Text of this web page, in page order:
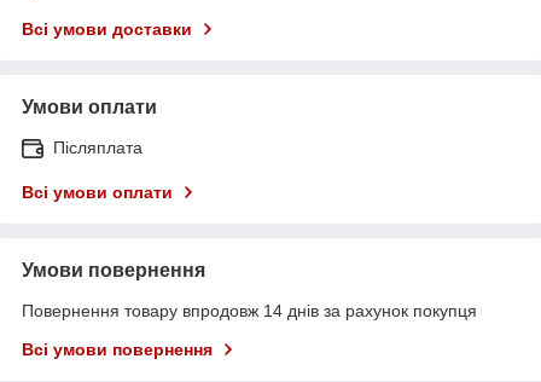
Всі умови доставки
Умови оплати
Післяплата
Всі умови оплати
Умови повернення
Повернення товару впродовж 14 днів за рахунок покупця
Всі умови повернення